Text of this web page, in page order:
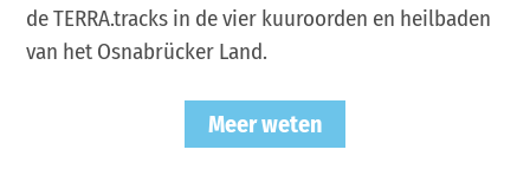
de TERRA.tracks in de vier kuuroorden en heilbaden
van het Osnabrücker Land.
Meer weten